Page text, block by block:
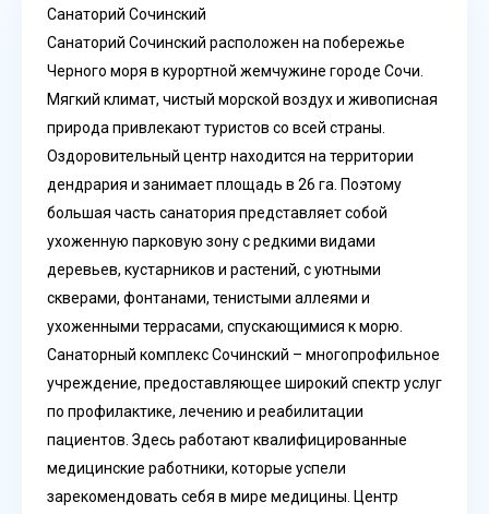
Санаторий Сочинский
Санаторий Сочинский расположен на побережье
Черного моря в курортной жемчужине городе Сочи.
Мягкий климат, чистый морской воздух и живописная
природа привлекают туристов со всей страны.
Оздоровительный центр находится на территории
дендрария и занимает площадь в 26 га. Поэтому
большая часть санатория представляет собой
ухоженную парковую зону с редкими видами
деревьев, кустарников и растений, с уютными
скверами, фонтанами, тенистыми аллеями и
ухоженными террасами, спускающимися к морю.
Санаторный комплекс Сочинский – многопрофильное
учреждение, предоставляющее широкий спектр услуг
по профилактике, лечению и реабилитации
пациентов. Здесь работают квалифицированные
медицинские работники, которые успели
зарекомендовать себя в мире медицины. Центр